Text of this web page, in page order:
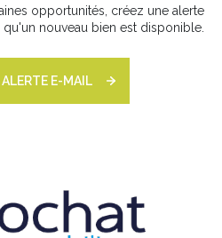
opportunités, créez une alerte
nouveau bien est disponible.
ALERTE E-MAIL